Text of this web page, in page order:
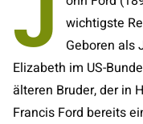
wichtigste
Geboren als
Elizabeth im US-
älteren Bruder, der in
Francis Ford bereits